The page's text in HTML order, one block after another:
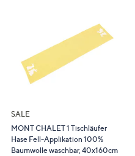
SALE
MONT CHALET 1 Tischläufer
Hase Fell-Applikation 100%
Baumwolle waschbar, 40x160cm